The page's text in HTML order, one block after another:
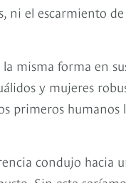
ni el escarmiento de
misma forma en
y mujeres
primeros humanos
condujo hacia